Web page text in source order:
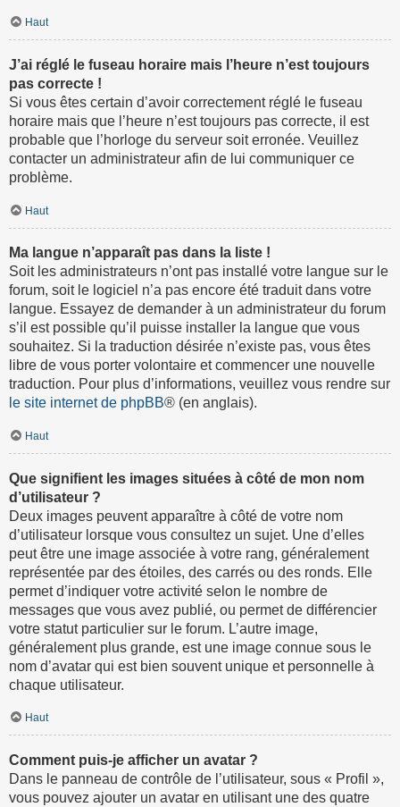
Haut
J’ai réglé le fuseau horaire mais l’heure n’est toujours
pas correcte !
Si vous êtes certain d’avoir correctement réglé le fuseau
horaire mais que l’heure n’est toujours pas correcte, il est
probable que l’horloge du serveur soit erronée. Veuillez
contacter un administrateur afin de lui communiquer ce
problème.
Haut
Ma langue n’apparaît pas dans la liste !
Soit les administrateurs n’ont pas installé votre langue sur le
forum, soit le logiciel n’a pas encore été traduit dans votre
langue. Essayez de demander à un administrateur du forum
s’il est possible qu’il puisse installer la langue que vous
souhaitez. Si la traduction désirée n’existe pas, vous êtes
libre de vous porter volontaire et commencer une nouvelle
traduction. Pour plus d’informations, veuillez vous rendre sur
le site internet de phpBB® (en anglais).
Haut
Que signifient les images situées à côté de mon nom
d’utilisateur ?
Deux images peuvent apparaître à côté de votre nom
d’utilisateur lorsque vous consultez un sujet. Une d’elles
peut être une image associée à votre rang, généralement
représentée par des étoiles, des carrés ou des ronds. Elle
permet d’indiquer votre activité selon le nombre de
messages que vous avez publié, ou permet de différencier
votre statut particulier sur le forum. L’autre image,
généralement plus grande, est une image connue sous le
nom d’avatar qui est bien souvent unique et personnelle à
chaque utilisateur.
Haut
Comment puis-je afficher un avatar ?
Dans le panneau de contrôle de l’utilisateur, sous « Profil »,
vous pouvez ajouter un avatar en utilisant une des quatre